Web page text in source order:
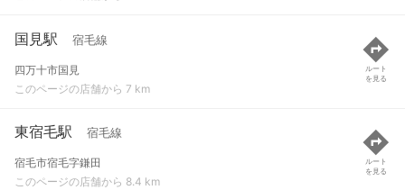
国見駅 宿毛線
四万十市国見
このページの店舗から 7 km
ルート
を見る
東宿毛駅 宿毛線
宿毛市宿毛字鎌田
このページの店舗から 8.4 km
ルート
を見る